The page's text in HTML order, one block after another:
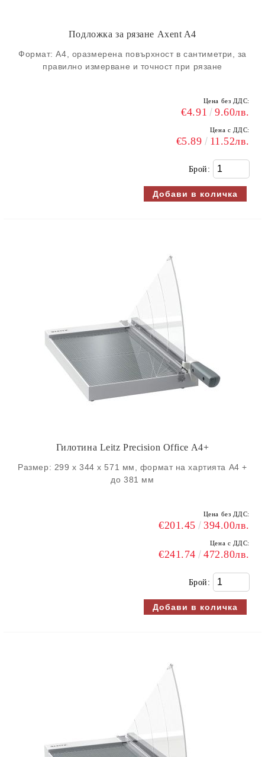
Подложка за рязане Axent A4
Формат: А4, оразмерена повърхност в сантиметри, за
правилно измерване и точност при рязане
Цена без ДДС:
€4.91 9.60лв.
Цена с ДДС:
€5.89 11.52лв.
Брой:
Гилотина Leitz Precision Office A4+
Размер: 299 x 344 x 571 мм, формат на хартията А4 +
до 381 мм
Цена без ДДС:
€201.45 394.00лв.
Цена с ДДС:
€241.74 472.80лв.
Брой: